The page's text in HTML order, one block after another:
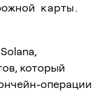
карты.
который
операции